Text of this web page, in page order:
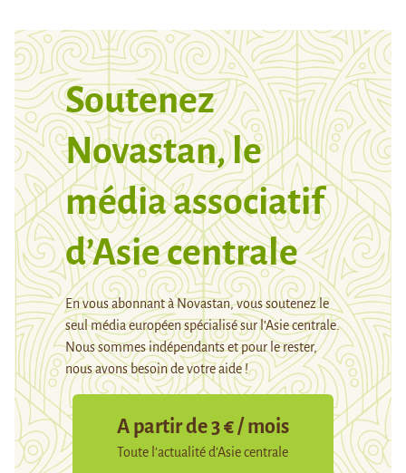
Soutenez
Novastan, le
média associatif
d’Asie centrale
En vous abonnant à Novastan, vous soutenez le
seul média européen spécialisé sur l’Asie centrale.
Nous sommes indépendants et pour le rester,
nous avons besoin de votre aide !
A partir de 3 € / mois
Toute l’actualité d’Asie centrale